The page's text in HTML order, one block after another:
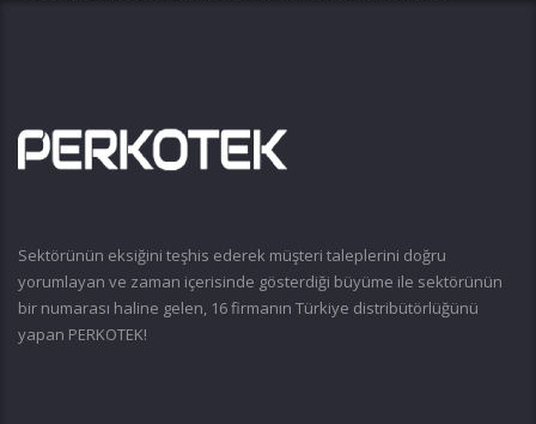
Sektörünün eksiğini teşhis ederek müşteri taleplerini doğru
yorumlayan ve zaman içerisinde gösterdiği büyüme ile sektörünün
bir numarası haline gelen, 16 firmanın Türkiye distribütörlüğünü
yapan PERKOTEK!